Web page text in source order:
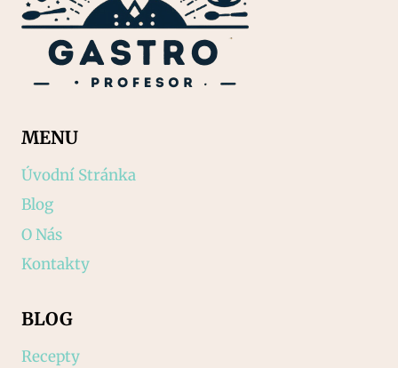
MENU
Úvodní Stránka
Blog
O Nás
Kontakty
BLOG
Recepty